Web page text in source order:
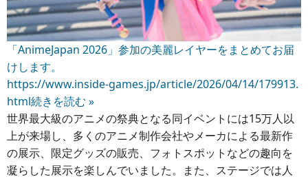
「AnimeJapan 2026」参加の美麗レイヤーをまとめてお届
けします。
https://www.inside-games.jp/article/2026/04/14/179913.
html続きを読む »
世界最大級のアニメの祭典となる同イベントには15万人以
上が来場し、多くのアニメ制作会社やメーカによる最新作
の展示、限定グッズの販売、フォトスポットなどの趣向を
凝らした展示を楽しんでいました。また、ステージでは人